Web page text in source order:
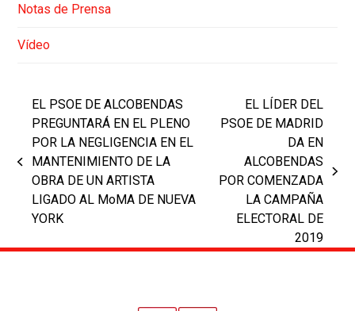
Notas de Prensa
Vídeo
previous
post:
EL PSOE DE ALCOBENDAS
PREGUNTARÁ EN EL PLENO
POR LA NEGLIGENCIA EN EL
MANTENIMIENTO DE LA
OBRA DE UN ARTISTA
LIGADO AL MoMA DE NUEVA
YORK
next
EL LÍDER DEL
PSOE DE MADRID
DA EN
ALCOBENDAS
POR COMENZADA
LA CAMPAÑA
ELECTORAL DE
2019